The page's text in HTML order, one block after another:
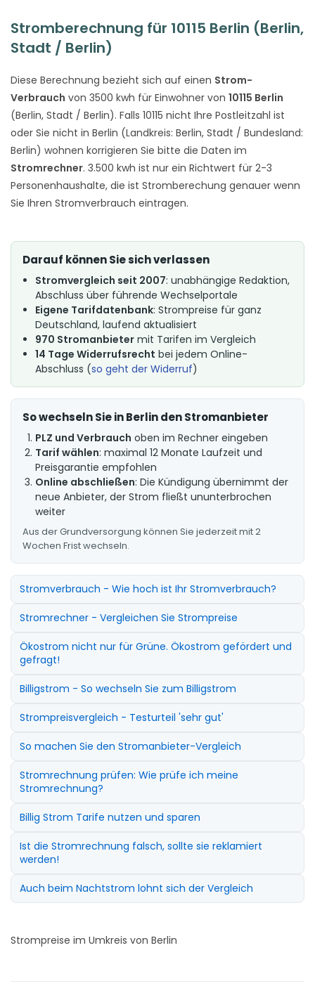
Stromberechnung für 10115 Berlin (Berlin,
Stadt / Berlin)
Diese Berechnung bezieht sich auf einen Strom-
Verbrauch von 3500 kwh für Einwohner von 10115 Berlin
(Berlin, Stadt / Berlin). Falls 10115 nicht Ihre Postleitzahl ist
oder Sie nicht in Berlin (Landkreis: Berlin, Stadt / Bundesland:
Berlin) wohnen korrigieren Sie bitte die Daten im
Stromrechner. 3.500 kwh ist nur ein Richtwert für 2-3
Personenhaushalte, die ist Stromberechung genauer wenn
Sie Ihren Stromverbrauch eintragen.
Darauf können Sie sich verlassen
Stromvergleich seit 2007: unabhängige Redaktion,
Abschluss über führende Wechselportale
Eigene Tarifdatenbank: Strompreise für ganz
Deutschland, laufend aktualisiert
970 Stromanbieter mit Tarifen im Vergleich
14 Tage Widerrufsrecht bei jedem Online-
Abschluss (so geht der Widerruf)
So wechseln Sie in Berlin den Stromanbieter
PLZ und Verbrauch oben im Rechner eingeben
Tarif wählen: maximal 12 Monate Laufzeit und
Preisgarantie empfohlen
Online abschließen: Die Kündigung übernimmt der
neue Anbieter, der Strom fließt ununterbrochen
weiter
Aus der Grundversorgung können Sie jederzeit mit 2
Wochen Frist wechseln.
Stromverbrauch - Wie hoch ist Ihr Stromverbrauch?
Stromrechner - Vergleichen Sie Strompreise
Ökostrom nicht nur für Grüne. Ökostrom gefördert und
gefragt!
Billigstrom - So wechseln Sie zum Billigstrom
Strompreisvergleich - Testurteil 'sehr gut'
So machen Sie den Stromanbieter-Vergleich
Stromrechnung prüfen: Wie prüfe ich meine
Stromrechnung?
Billig Strom Tarife nutzen und sparen
Ist die Stromrechnung falsch, sollte sie reklamiert
werden!
Auch beim Nachtstrom lohnt sich der Vergleich
Strompreise im Umkreis von Berlin